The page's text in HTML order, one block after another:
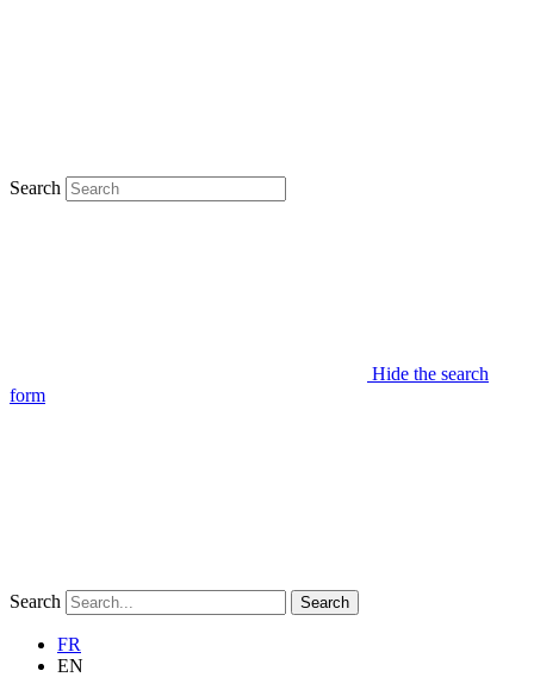
Search
Hide the search
form
Search Search
FR
EN